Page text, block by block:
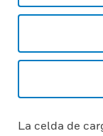
La celda de